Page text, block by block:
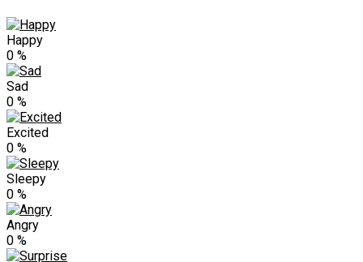
Happy
0 %
Sad
0 %
Excited
0 %
Sleepy
0 %
Angry
0 %